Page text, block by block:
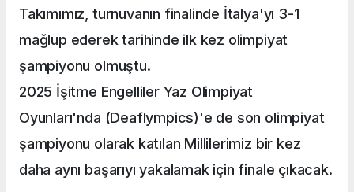
Takımımız, turnuvanın finalinde İtalya'yı 3-1
mağlup ederek tarihinde ilk kez olimpiyat
şampiyonu olmuştu.
2025 İşitme Engelliler Yaz Olimpiyat
Oyunları'nda (Deaflympics)'e de son olimpiyat
şampiyonu olarak katılan Millilerimiz bir kez
daha aynı başarıyı yakalamak için finale çıkacak.